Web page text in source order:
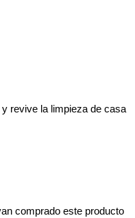
y revive la limpieza de casa
comprado este producto